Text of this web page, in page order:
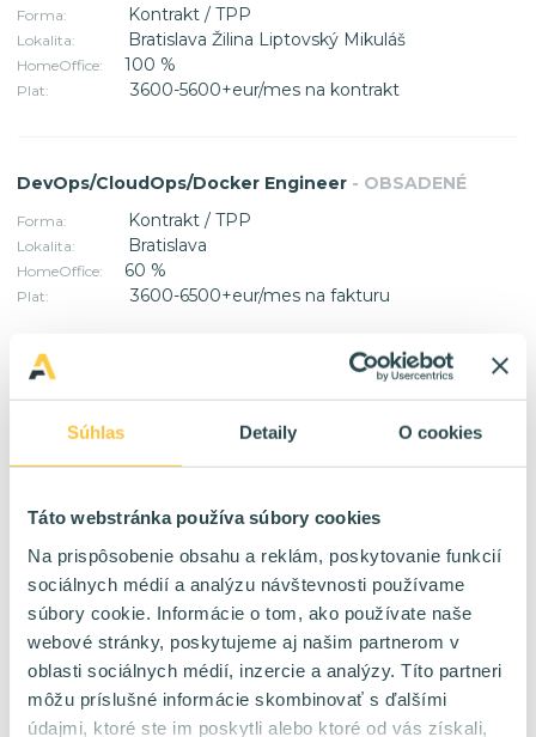
Súhlas Detaily O cookies
Táto webstránka používa súbory cookies
Na prispôsobenie obsahu a reklám, poskytovanie funkcií
sociálnych médií a analýzu návštevnosti používame
súbory cookie. Informácie o tom, ako používate naše
webové stránky, poskytujeme aj našim partnerom v
oblasti sociálnych médií, inzercie a analýzy. Títo partneri
môžu príslušné informácie skombinovať s ďalšími
údajmi, ktoré ste im poskytli alebo ktoré od vás získali,
Forma: Kontrakt / TPP
Lokalita: Bratislava Žilina Liptovský Mikuláš
HomeOffice: 100 %
Plat: 3600-5600+eur/mes na kontrakt
DevOps/CloudOps/Docker Engineer - OBSADENÉ
Forma: Kontrakt / TPP
Lokalita: Bratislava
HomeOffice: 60 %
Plat: 3600-6500+eur/mes na fakturu
- OBSADENÉ
Forma: Kontrakt / TPP
DevOps Automation Engineer- OBSADENÉ
Forma: Kontrakt / TPP
Bratislava
HomeOffice: 40 %
Plat: 4000-5600 eur/mes